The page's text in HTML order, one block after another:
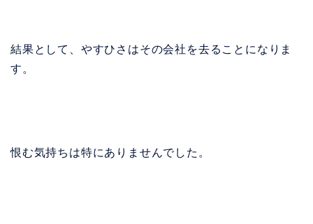
結果として、やすひさはその会社を去ることになりま
す。
恨む気持ちは特にありませんでした。